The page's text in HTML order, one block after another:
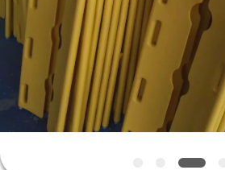
KONTAKT
MIT